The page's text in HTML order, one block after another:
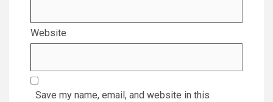
Website
Save my name, email, and website in this